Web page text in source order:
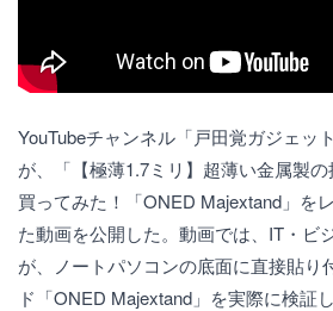
YouTubeチャンネル「戸田覚ガジェッ
が、「【極薄1.7ミリ】超薄い金属製
買ってみた！「ONED Majextand」を
た動画を公開した。動画では、IT・ビ
が、ノートパソコンの底面に直接貼り
ド「ONED Majextand」を実際に検証